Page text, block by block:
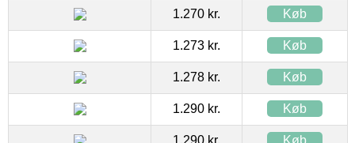
1.270 kr. Køb
1.273 kr. Køb
1.278 kr. Køb
1.290 kr. Køb
1.290 kr. Køb